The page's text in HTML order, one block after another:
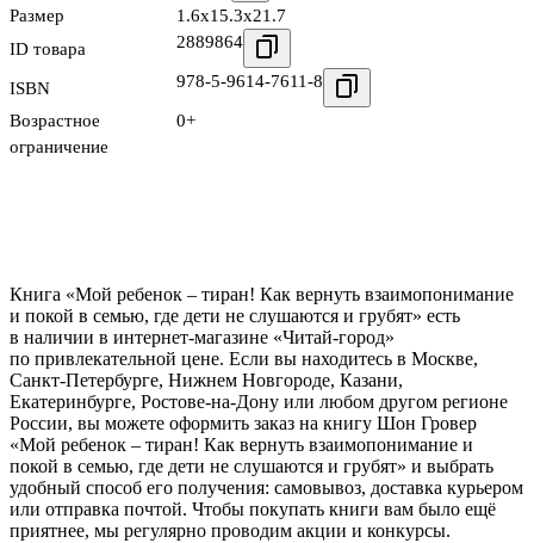
Размер
1.6x15.3x21.7
ID товара
2889864
ISBN 978-5-9614-7611-8
Возрастное
ограничение
0+
Книга «Мой ребенок – тиран! Как вернуть взаимопонимание
и покой в семью, где дети не слушаются и грубят» есть
в наличии в интернет-магазине «Читай-город»
по привлекательной цене. Если вы находитесь в Москве,
Санкт-Петербурге, Нижнем Новгороде, Казани,
Екатеринбурге, Ростове-на-Дону или любом другом регионе
России, вы можете оформить заказ на книгу Шон Гровер
«Мой ребенок – тиран! Как вернуть взаимопонимание и
покой в семью, где дети не слушаются и грубят» и выбрать
удобный способ его получения: самовывоз, доставка курьером
или отправка почтой. Чтобы покупать книги вам было ещё
приятнее, мы регулярно проводим акции и конкурсы.